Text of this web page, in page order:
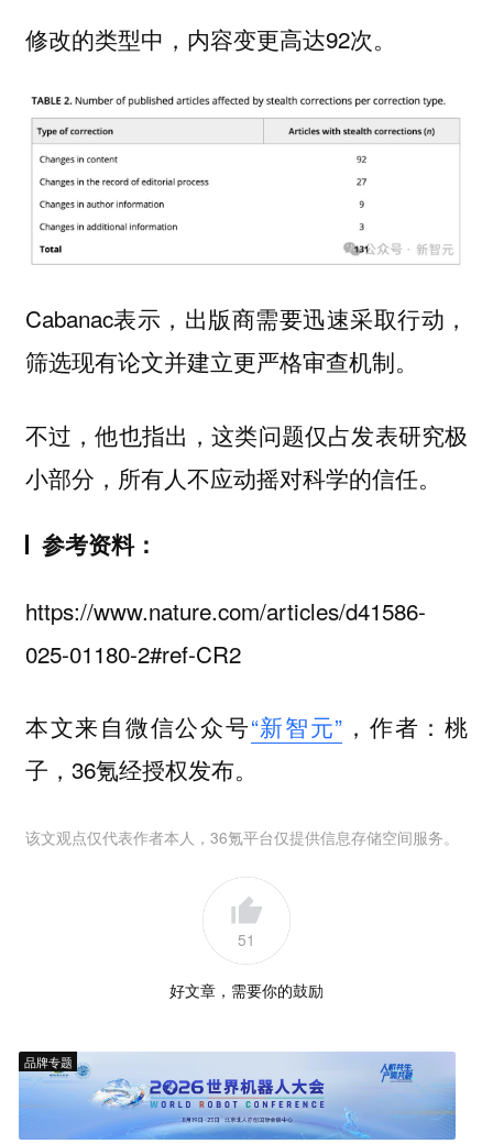
修改的类型中，内容变更高达92次。
Cabanac表示，出版商需要迅速采取行动，
筛选现有论文并建立更严格审查机制。
不过，他也指出，这类问题仅占发表研究极
小部分，所有人不应动摇对科学的信任。
参考资料：
https://www.nature.com/articles/d41586-
025-01180-2#ref-CR2
本文来自微信公众号“新智元” ，作者：桃
子，36氪经授权发布。
该文观点仅代表作者本人，36氪平台仅提供信息存储空间服务。
51
好文章，需要你的鼓励
品牌专题